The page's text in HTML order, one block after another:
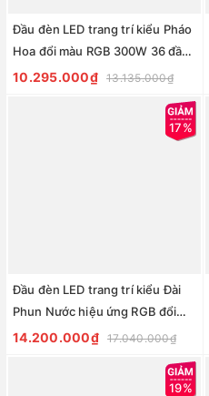
Đầu đèn LED trang trí kiểu Pháo
Hoa đổi màu RGB 300W 36 đầu
ống H1500 D2500 | cho Cột cao
10.295.000₫ 13.135.000₫
17%
Đầu đèn LED trang trí kiểu Đài
Phun Nước hiệu ứng RGB đổi
màu 400W với 35 đầu ống dài
14.200.000₫ 17.040.000₫
19%